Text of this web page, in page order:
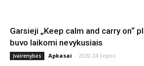
Garsieji „Keep calm and carry on“
buvo laikomi nevykusiais
Įvairenybės Apkasai - 2020 24 liepos